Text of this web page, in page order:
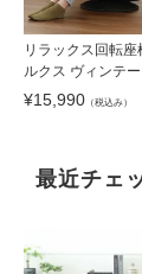
リラックス回転座
ルクス ヴィンテ
¥15,990 （税込み）
最近チェ